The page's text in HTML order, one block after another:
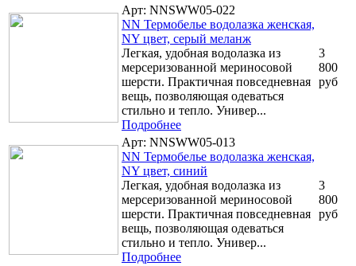
Арт: NNSWW05-022
NN Термобелье водолазка женская,
NY цвет, серый меланж
Легкая, удобная водолазка из
мерсеризованной мериносовой
шерсти. Практичная повседневная
вещь, позволяющая одеваться
стильно и тепло. Универ...
Подробнее
3
800
руб
Арт: NNSWW05-013
NN Термобелье водолазка женская,
NY цвет, синий
Легкая, удобная водолазка из
мерсеризованной мериносовой
шерсти. Практичная повседневная
вещь, позволяющая одеваться
стильно и тепло. Универ...
Подробнее
3
800
руб